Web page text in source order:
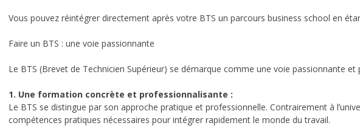
Vous pouvez réintégrer directement après votre BTS un parcours business school en
Faire un BTS : une voie passionnante
Le BTS (Brevet de Technicien Supérieur) se démarque comme une voie passionnante et
1. Une formation concrète et professionnalisante :
Le BTS se distingue par son approche pratique et professionnelle. Contrairement à
compétences pratiques nécessaires pour intégrer rapidement le monde du travail.
IDELCA
localiser